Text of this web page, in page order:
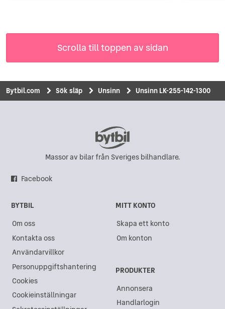
Scrolla till toppen av sidan
Bytbil.com Sök släp Unsinn Unsinn LK-255-142-1300
Massor av bilar från Sveriges bilhandlare.
Facebook
BYTBIL
Om oss
Kontakta oss
Användarvillkor
Personuppgiftshantering
Cookies
Cookieinställningar
MITT KONTO
Skapa ett konto
Om konton
PRODUKTER
Annonsera
Handlarlogin